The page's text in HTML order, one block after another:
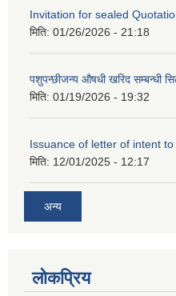
Invitation for sealed
मिति: 01/26/2026 - 21:18
पशुपन्छीजन्य औषधी खरिद सम्बन्धी
मिति: 01/19/2026 - 19:32
Issuance of letter of intent
मिति: 12/01/2025 - 12:17
अन्य
लोकप्रिय